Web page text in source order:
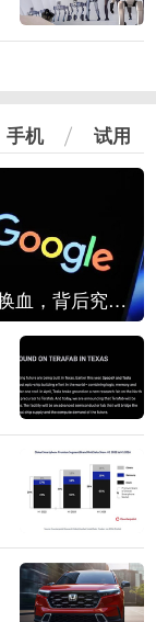
手机 试用
谷歌AI大换血，背后究竟发生了什么？